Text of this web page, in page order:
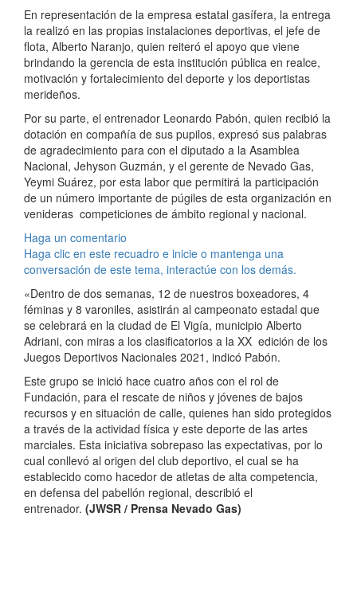
En representación de la empresa estatal gasífera, la entrega
la realizó en las propias instalaciones deportivas, el jefe de
flota, Alberto Naranjo, quien reiteró el apoyo que viene
brindando la gerencia de esta institución pública en realce,
motivación y fortalecimiento del deporte y los deportistas
merideños.
Por su parte, el entrenador Leonardo Pabón, quien recibió la
dotación en compañía de sus pupilos, expresó sus palabras
de agradecimiento para con el diputado a la Asamblea
Nacional, Jehyson Guzmán, y el gerente de Nevado Gas,
Yeymi Suárez, por esta labor que permitirá la participación
de un número importante de púgiles de esta organización en
venideras competiciones de ámbito regional y nacional.
Haga un comentario
Haga clic en este recuadro e inicie o mantenga una
conversación de este tema, interactúe con los demás.
«Dentro de dos semanas, 12 de nuestros boxeadores, 4
féminas y 8 varoniles, asistirán al campeonato estadal que
se celebrará en la ciudad de El Vigía, municipio Alberto
Adriani, con miras a los clasificatorios a la XX edición de los
Juegos Deportivos Nacionales 2021, indicó Pabón.
Este grupo se inició hace cuatro años con el rol de
Fundación, para el rescate de niños y jóvenes de bajos
recursos y en situación de calle, quienes han sido protegidos
a través de la actividad física y este deporte de las artes
marciales. Esta iniciativa sobrepaso las expectativas, por lo
cual conllevó al origen del club deportivo, el cual se ha
establecido como hacedor de atletas de alta competencia,
en defensa del pabellón regional, describió el
entrenador. (JWSR / Prensa Nevado Gas)